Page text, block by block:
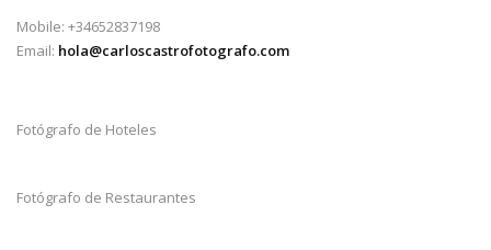
Mobile: +34652837198
Email: hola@carloscastrofotografo.com
Fotógrafo de Hoteles
Fotógrafo de Restaurantes